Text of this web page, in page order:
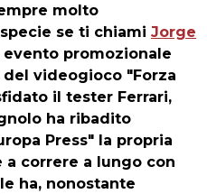
molto
se ti chiami Jorge
evento promozionale
videogioco "Forza
il tester Ferrari,
ha ribadito
Press" la propria
correre a lungo con
ha, nonostante